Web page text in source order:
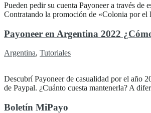
Pueden pedir su cuenta Payoneer a través
Contratando la promoción de «Colonia por el
Payoneer en Argentina 2022
Argentina, Tutoriales
Descubrí Payoneer de casualidad por el año
de Paypal. ¿Cuánto cuesta mantenerla? A
Boletín MiPayo